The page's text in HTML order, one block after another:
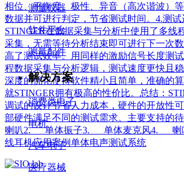
相位、平衡度、极性、异音（高次谐波）
数据并可进行判定，节省测试时间。4.测
STINGER在数据采集与分析中使用了多线
采集，无需等待分析结束即可进行下一次
高了测试效率。用同样的激励信号长度测
程数据采集与分析逻辑，测试速度更快且
深度的优化使得软件精小且简单，准确的
就STINGER拥有极高的性价比。总结：
调试的设计节省人力成本，硬件的开放性
部硬件满足不同的测试需求。主要支持
喇叭2. 单体振子3. 单体麦克风4. 喇
线耳机应用案例单体电声测试系统
测量仪器
软件平台
测量配件
解决方案
消费类电子
电机
汽车电子
医疗器械